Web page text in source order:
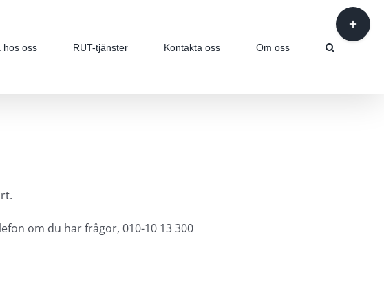
hos oss RUT-tjänster Kontakta oss Om oss
om du har frågor, 010-10 13 300
Byt
glidfält